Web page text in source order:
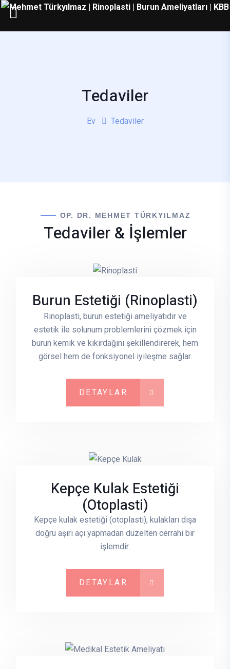
Tedaviler
Ev Tedaviler
OP. DR. MEHMET TÜRKYILMAZ
Tedaviler & İşlemler
Burun Estetiği (Rinoplasti)
Rinoplasti, burun estetiği ameliyatıdır ve
estetik ile solunum problemlerini çözmek için
burun kemik ve kıkırdağını şekillendirerek, hem
görsel hem de fonksiyonel iyileşme sağlar.
DETAYLAR
Kepçe Kulak Estetiği
(Otoplasti)
Kepçe kulak estetiği (otoplasti), kulakları dışa
doğru aşırı açı yapmadan düzelten cerrahi bir
işlemdir.
DETAYLAR